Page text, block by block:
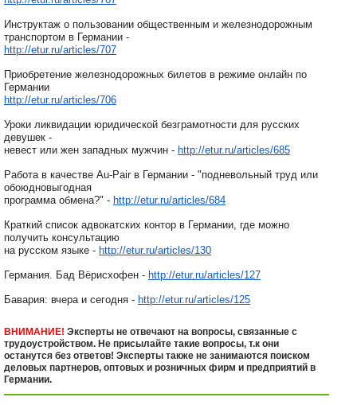
Инструктаж о пользовании общественным и железнодорожным
транспортом в Германии -
http://etur.ru/articles/707
Приобретение железнодорожных билетов в режиме онлайн по
Германии
http://etur.ru/articles/706
Уроки ликвидации юридической безграмотности для русских
девушек -
невест или жен западных мужчин - http://etur.ru/articles/685
Работа в качестве Au-Pair в Германии - "подневольный труд или
обоюдновыгодная
программа обмена?" - http://etur.ru/articles/684
Краткий список адвокатских контор в Германии, где можно
получить консультацию
на русском языке - http://etur.ru/articles/130
Германия. Бад Вёрисхофен - http://etur.ru/articles/127
Бавария: вчера и сегодня - http://etur.ru/articles/125
ВНИМАНИЕ! Эксперты не отвечают на вопросы, связанные с
трудоустройством. Не присылайте такие вопросы, т.к они
останутся без ответов! Эксперты также не занимаются поиском
деловых партнеров, оптовых и розничных фирм и предприятий в
Германии.